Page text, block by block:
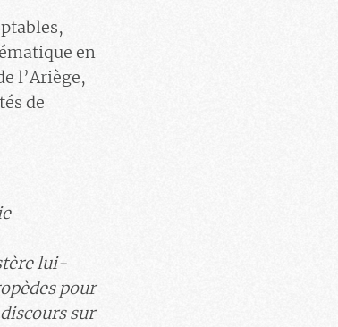
en
l’Ariège,
de
lui-
pour
sur